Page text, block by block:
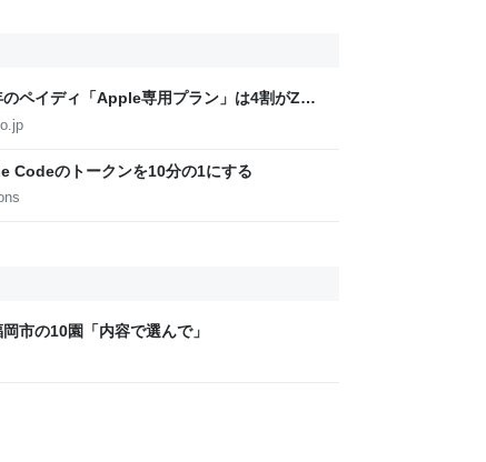
ペイディ「Apple専用プラン」は4割がZ世
Codeのトークンを10分の1にする
市の10園「内容で選んで」